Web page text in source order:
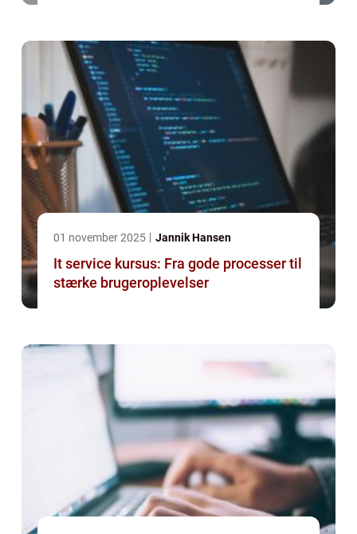
01 november 2025 Jannik Hansen
It service kursus: Fra gode processer til
stærke brugeroplevelser